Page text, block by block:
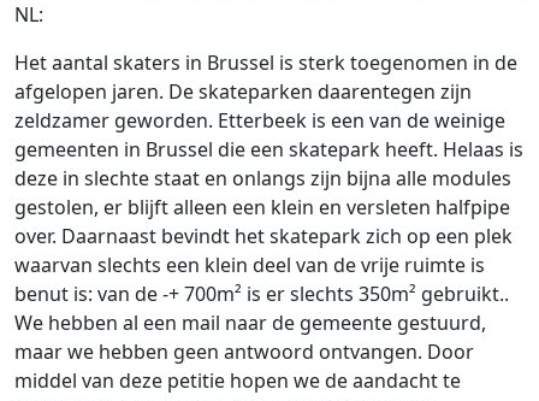
NL:
Het aantal skaters in Brussel is sterk toegenomen in de
afgelopen jaren. De skateparken daarentegen zijn
zeldzamer geworden. Etterbeek is een van de weinige
gemeenten in Brussel die een skatepark heeft. Helaas is
deze in slechte staat en onlangs zijn bijna alle modules
gestolen, er blijft alleen een klein en versleten halfpipe
over. Daarnaast bevindt het skatepark zich op een plek
waarvan slechts een klein deel van de vrije ruimte is
benut is: van de -+ 700m² is er slechts 350m² gebruikt..
We hebben al een mail naar de gemeente gestuurd,
maar we hebben geen antwoord ontvangen. Door
middel van deze petitie hopen we de aandacht te